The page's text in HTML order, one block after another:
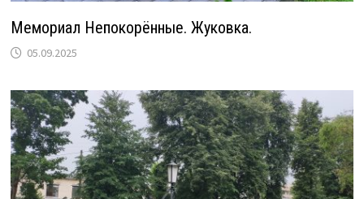
Мемориал Непокорённые. Жуковка.
05.09.2025